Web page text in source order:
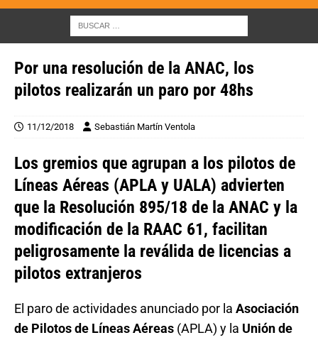
Por una resolución de la ANAC, los
pilotos realizarán un paro por 48hs
11/12/2018 Sebastián Martín Ventola
Los gremios que agrupan a los pilotos de
Líneas Aéreas (APLA y UALA) advierten
que la Resolución 895/18 de la ANAC y la
modificación de la RAAC 61, facilitan
peligrosamente la reválida de licencias a
pilotos extranjeros
El paro de actividades anunciado por la Asociación
de Pilotos de Líneas Aéreas (APLA) y la Unión de